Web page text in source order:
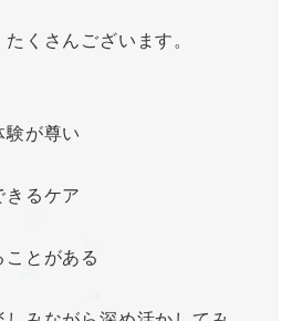
くさんございます。
が尊い
るケア
とがある